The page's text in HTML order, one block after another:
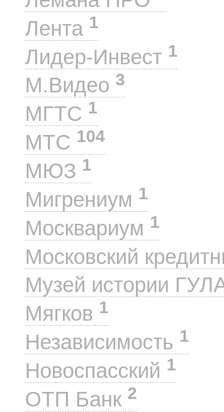
Лента 1
Лидер-Инвест 1
М.Видео 3
МГТС 1
МТС 104
МЮЗ 1
Мигрениум 1
Москвариум 1
Московский
Музей истории
Мягков 1
Независимость 1
Новоспасский 1
ОТП Банк 2